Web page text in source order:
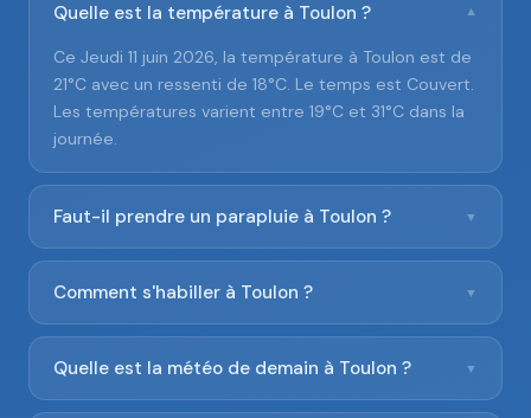
Quelle est la température à Toulon ? ▼
Ce Jeudi 11 juin 2026, la température à Toulon est de
21°C avec un ressenti de 18°C. Le temps est Couvert.
Les températures varient entre 19°C et 31°C dans la
journée.
Faut-il prendre un parapluie à Toulon ? ▼
Comment s'habiller à Toulon ? ▼
Quelle est la météo de demain à Toulon ? ▼